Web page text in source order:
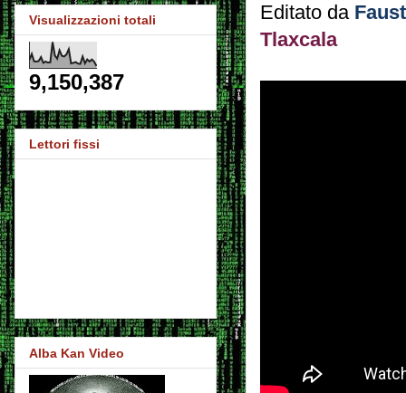
Editato da
Tlaxcala
Visualizzazioni totali
9,150,387
Lettori fissi
Alba Kan Video